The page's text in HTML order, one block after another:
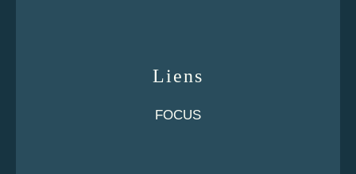
Liens
FOCUS